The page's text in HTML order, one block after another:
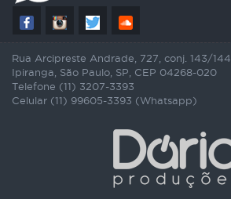
Rua Arcipreste Andrade, 727, conj. 143/144
Ipiranga, São Paulo, SP, CEP 04268-020
Telefone (11) 3207-3393
Celular (11) 99605-3393 (Whatsapp)